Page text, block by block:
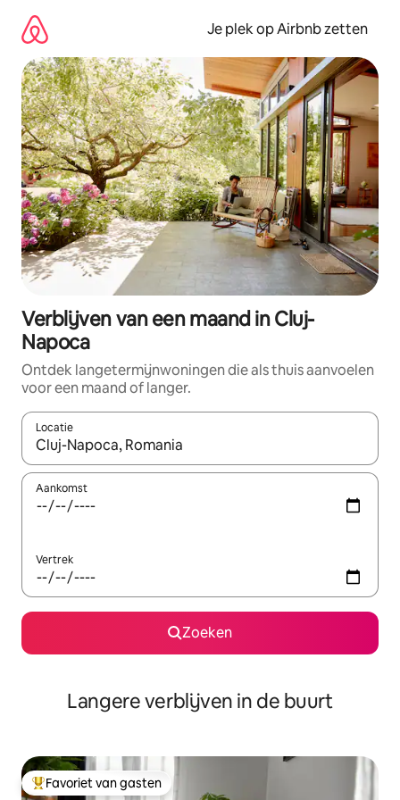
direct
naar
inhoud
Je plek op Airbnb zetten
Verblijven van een maand in Cluj-
Napoca
Ontdek langetermijnwoningen die als thuis aanvoelen
voor een maand of langer.
Locatie
Wanneer er resultaten beschikbaar zijn, maak je een keuze
Aankomst
Vertrek
Zoeken
Langere verblijven in de buurt
Topfavoriet van gasten
Favoriet van gasten